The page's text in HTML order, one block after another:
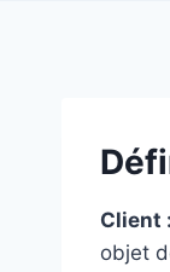
Client :
objet